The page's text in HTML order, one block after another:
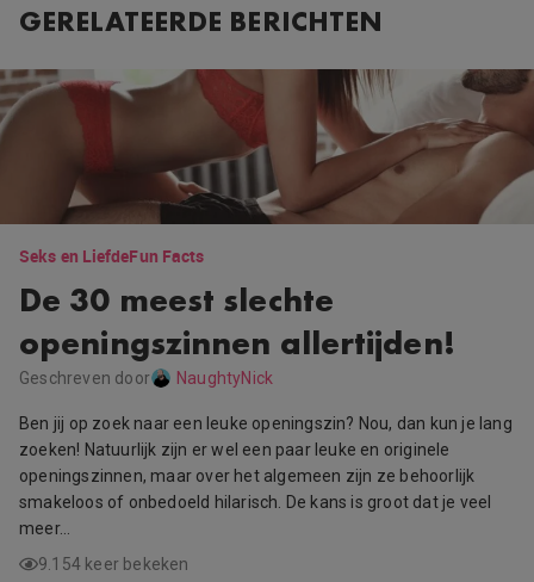
GERELATEERDE BERICHTEN
Seks en LiefdeFun Facts
De 30 meest slechte
openingszinnen allertijden!
Geschreven door NaughtyNick
Ben jij op zoek naar een leuke openingszin? Nou, dan kun je lang
zoeken! Natuurlijk zijn er wel een paar leuke en originele
openingszinnen, maar over het algemeen zijn ze behoorlijk
smakeloos of onbedoeld hilarisch. De kans is groot dat je veel
meer…
9.154 keer bekeken